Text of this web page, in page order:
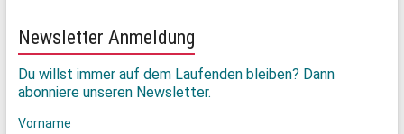
Newsletter Anmeldung
Du willst immer auf dem Laufenden bleiben? Dann
abonniere unseren Newsletter.
Vorname